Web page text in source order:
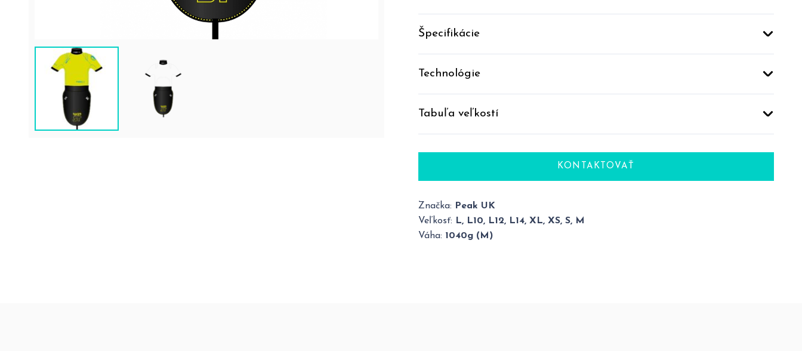
Špecifikácie
Technológie
Tabuľa veľkostí
KONTAKTOVAŤ
Značka:
Peak UK
Veľkosť:
L, L10, L12, L14, XL, XS, S, M
Váha: 1040g (M)